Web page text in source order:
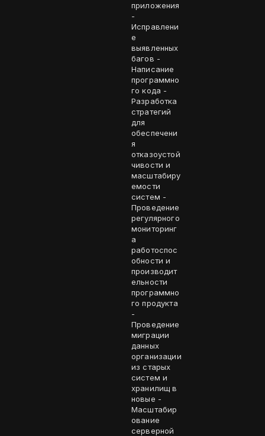
приложения
-
Исправлени
е
выявленных
багов -
Написание
программно
го кода -
Разработка
стратегий
для
обеспечени
я
отказоустой
чивости и
масштабиру
емости
систем -
Проведение
регулярного
мониторинг
а
работоспос
обности и
производит
ельности
программно
го продукта
-
Проведение
миграции
данных
организации
из старых
систем и
хранилищ в
новые -
Масштабир
ование
серверной